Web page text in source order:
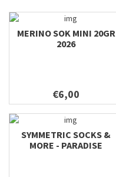
MERINO SOK MINI 20GR
2026
€6,00
SYMMETRIC SOCKS &
MORE - PARADISE